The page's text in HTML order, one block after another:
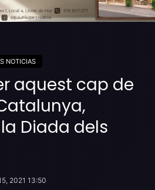
NOTICIAS
aquest cap de
Diada dels
2021 13:50